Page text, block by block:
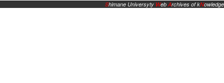
Shimane Universyty WebArchives of kNowledge